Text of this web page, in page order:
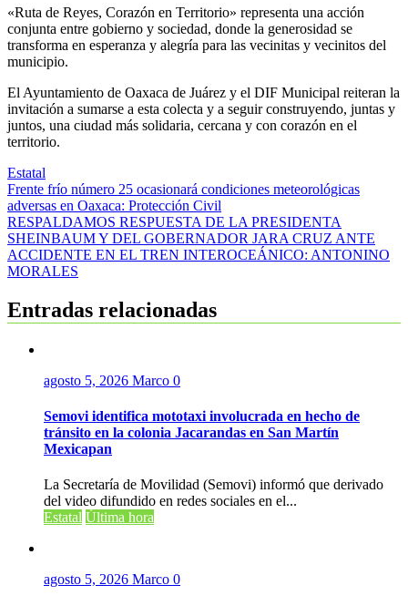
«Ruta de Reyes, Corazón en Territorio» representa una acción
conjunta entre gobierno y sociedad, donde la generosidad se
transforma en esperanza y alegría para las vecinitas y vecinitos del
municipio.
El Ayuntamiento de Oaxaca de Juárez y el DIF Municipal reiteran la
invitación a sumarse a esta colecta y a seguir construyendo, juntas y
juntos, una ciudad más solidaria, cercana y con corazón en el
territorio.
Estatal
Navegación
de
entradas
Frente frío número 25 ocasionará condiciones meteorológicas
adversas en Oaxaca: Protección Civil
RESPALDAMOS RESPUESTA DE LA PRESIDENTA
SHEINBAUM Y DEL GOBERNADOR JARA CRUZ ANTE
ACCIDENTE EN EL TREN INTEROCEÁNICO: ANTONINO
MORALES
Entradas relacionadas
agosto 5, 2026 Marco 0
Semovi identifica mototaxi involucrada en hecho de
tránsito en la colonia Jacarandas en San Martín
Mexicapan
La Secretaría de Movilidad (Semovi) informó que derivado
del video difundido en redes sociales en el...
Estatal Última hora
agosto 5, 2026 Marco 0